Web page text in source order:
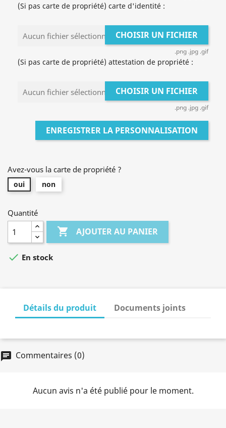
(Si pas carte de propriété) carte d'identité :
Aucun fichier sélectionné CHOISIR UN FICHIER
.png .jpg .gif
(Si pas carte de propriété) attestation de propriété :
Aucun fichier sélectionné CHOISIR UN FICHIER
.png .jpg .gif
ENREGISTRER LA PERSONNALISATION
Avez-vous la carte de propriété ?
oui non
Quantité
 AJOUTER AU PANIER
 En stock
Détails du produit Documents joints
chat Commentaires (0)
Aucun avis n'a été publié pour le moment.